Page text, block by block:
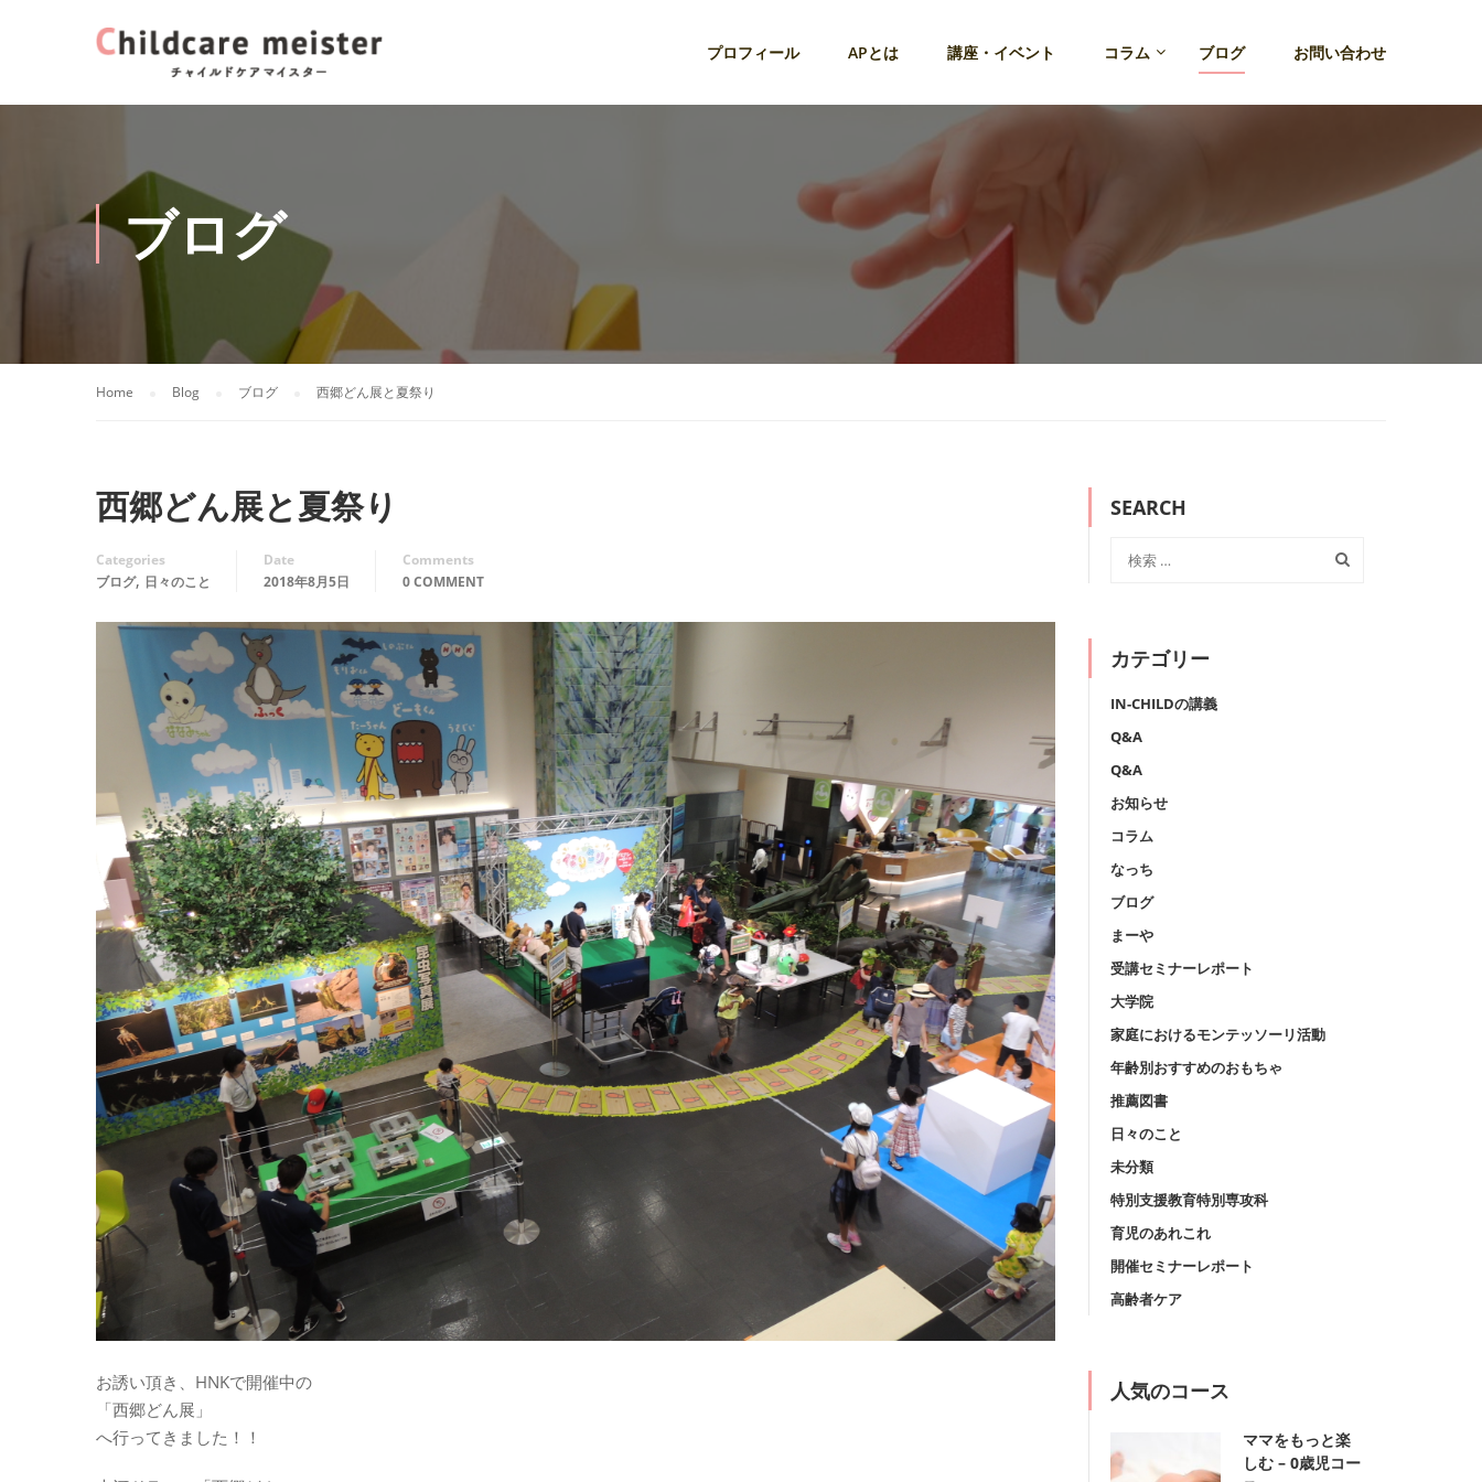
プロフィール APとは 講座・イベント コラム ブログ お問い合わせ
ブログ
Home Blog ブログ 西郷どん展と夏祭り
西郷どん展と夏祭り
Categories
ブログ, 日々のこと
Date
2018年8月5日
Comments
0 COMMENT
お誘い頂き、HNKで開催中の
「西郷どん展」
へ行ってきました！！
SEARCH
カテゴリー
IN-CHILDの講義
Q&A
Q&A
お知らせ
コラム
なっち
ブログ
まーや
受講セミナーレポート
大学院
家庭におけるモンテッソーリ活動
年齢別おすすめのおもちゃ
推薦図書
日々のこと
未分類
特別支援教育特別専攻科
育児のあれこれ
開催セミナーレポート
高齢者ケア
人気のコース
ママをもっと楽
しむ – 0歳児コー